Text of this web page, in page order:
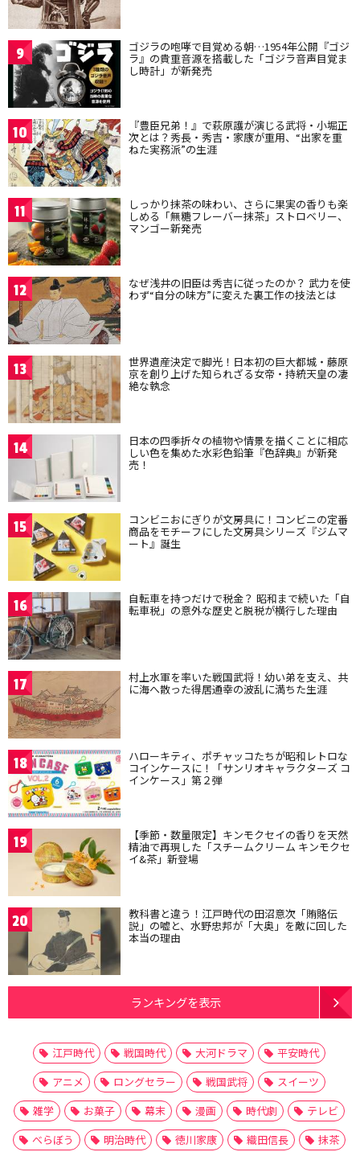
9 ゴジラの咆哮で目覚める朝…1954年公開『ゴジ
ラ』の貴重音源を搭載した「ゴジラ音声目覚ま
し時計」が新発売
10 『豊臣兄弟！』で萩原護が演じる武将・小堀正
次とは？秀長・秀吉・家康が重用、“出家を重
ねた実務派”の生涯
11 しっかり抹茶の味わい、さらに果実の香りも楽
しめる「無糖フレーバー抹茶」ストロベリー、
マンゴー新発売
12 なぜ浅井の旧臣は秀吉に従ったのか？ 武力を使
わず“自分の味方”に変えた裏工作の技法とは
13 世界遺産決定で脚光！日本初の巨大都城・藤原
京を創り上げた知られざる女帝・持統天皇の凄
絶な執念
14 日本の四季折々の植物や情景を描くことに相応
しい色を集めた水彩色鉛筆『色辞典』が新発
売！
15 コンビニおにぎりが文房具に！コンビニの定番
商品をモチーフにした文房具シリーズ『ジムマ
ート』誕生
16 自転車を持つだけで税金？ 昭和まで続いた「自
転車税」の意外な歴史と脱税が横行した理由
17 村上水軍を率いた戦国武将！幼い弟を支え、共
に海へ散った得居通幸の波乱に満ちた生涯
18 ハローキティ、ポチャッコたちが昭和レトロな
コインケースに！「サンリオキャラクターズ コ
インケース」第２弾
19 【季節・数量限定】キンモクセイの香りを天然
精油で再現した「スチームクリーム キンモクセ
イ&茶」新登場
20 教科書と違う！江戸時代の田沼意次「賄賂伝
説」の嘘と、水野忠邦が「大奥」を敵に回した
本当の理由
ランキングを表示
江戸時代 戦国時代 大河ドラマ
平安時代
アニメ
ロングセラー 戦国武将
スイーツ
雑学
お菓子 幕末 漫画 時代劇
テレビ
べらぼう
明治時代 徳川家康 織田信長
抹茶